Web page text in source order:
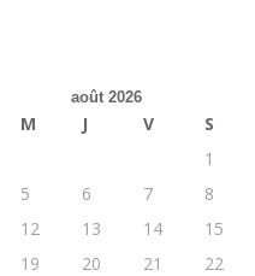
août 2026
M J V S
1
5 6 7 8
12 13 14 15
19 20 21 22